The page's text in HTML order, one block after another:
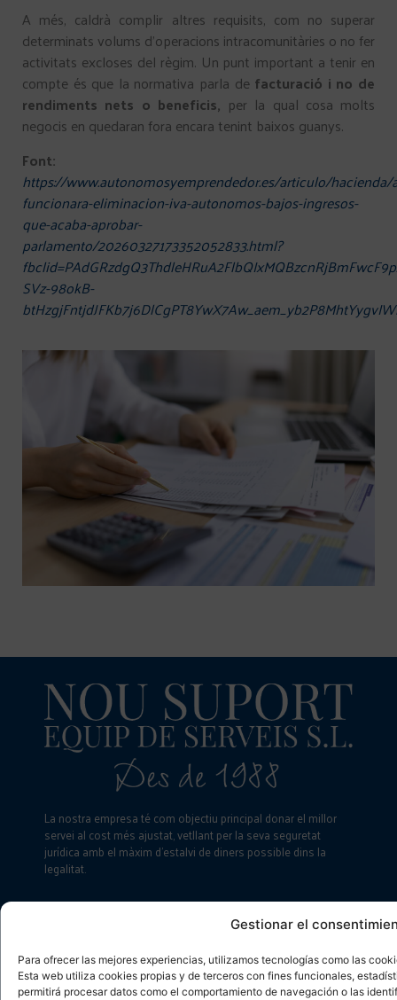
Gestionar el
Para ofrecer las mejores experiencias, utilizamos tecnologías como las
Esta web utiliza cookies propias y de terceros con fines funcionales,
permitirá procesar datos como el comportamiento de navegación o las
A més, caldrà complir altres requisits, com no superar
determinats volums d’operacions intracomunitàries o no fer
activitats excloses del règim. Un punt important a tenir en
compte és que la normativa parla de facturació i no de
rendiments nets o beneficis, per la qual cosa molts
negocis en quedaran fora encara tenint baixos guanys.
Font:
https://www.autonomosyemprendedor.es/articulo/hacienda/
funcionara-eliminacion-iva-autonomos-bajos-ingresos-
que-acaba-aprobar-
parlamento/20260327173352052833.html?
SVz-98okB-
La nostra empresa té com objectiu principal donar el millor
servei al cost més ajustat, vetllant per la seva seguretat
jurídica amb el màxim d’estalvi de diners possible dins la
legalitat.
Avís legal